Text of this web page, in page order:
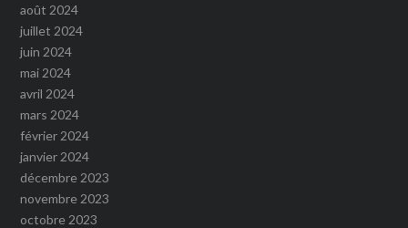
août 2024
juillet 2024
juin 2024
mai 2024
avril 2024
mars 2024
février 2024
janvier 2024
décembre 2023
novembre 2023
octobre 2023